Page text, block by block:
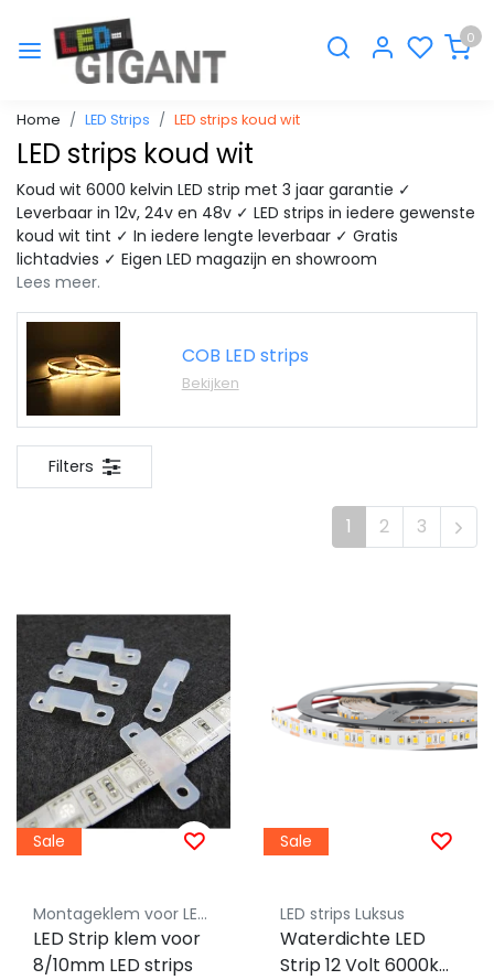
0
Home LED Strips LED strips koud wit
LED strips koud wit
Koud wit 6000 kelvin LED strip met 3 jaar garantie ✓
Leverbaar in 12v, 24v en 48v ✓ LED strips in iedere gewenste
koud wit tint ✓ In iedere lengte leverbaar ✓ Gratis
lichtadvies ✓ Eigen LED magazijn en showroom
Lees meer.
COB LED strips
Bekijken
Filters
1 2 3
Sale
Montageklem voor LED profielen - Luksus
LED Strip klem voor
8/10mm LED strips
Sale
LED strips Luksus
Waterdichte LED
Strip 12 Volt 6000k